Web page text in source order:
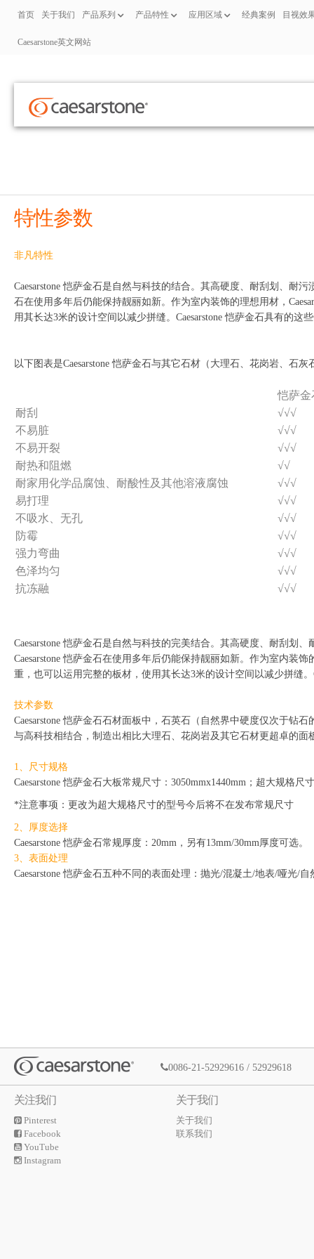
首页 关于我们 产品系列 产品特性 应用区域 经典案例 目视效
Caesarstone英文网站
特性参数
非凡特性
Caesarstone 恺萨金石是自然与科技的结合。其高硬度、耐刮划、耐
石在使用多年后仍能保持靓丽如新。作为室内装饰的理想用材，
用其长达3米的设计空间以减少拼缝。Caesarstone 恺萨金石具有的
以下图表是Caesarstone 恺萨金石与其它石材（大理石、花岗岩、石
恺萨金
耐刮
√√√
不易脏
√√√
不易开裂
√√√
耐热和阻燃
√√
耐家用化学品腐蚀、耐酸性及其他溶液腐蚀
√√√
易打理
√√√
不吸水、无孔
√√√
防霉
√√√
强力弯曲
√√√
色泽均匀
√√√
抗冻融
√√√
Caesarstone 恺萨金石是自然与科技的完美结合。其高硬度、耐刮划
Caesarstone 恺萨金石在使用多年后仍能保持靓丽如新。作为室内装
重，也可以运用完整的板材，使用其长达3米的设计空间以减少拼缝
技术参数
Caesarstone 恺萨金石石材面板中，石英石（自然界中硬度仅次于钻
与高科技相结合，制造出相比大理石、花岗岩及其它石材更超卓的面
1、尺寸规格
Caesarstone 恺萨金石大板常规尺寸：3050mmx1440mm；超大规格尺
*注意事项：更改为超大规格尺寸的型号今后将不在发布常规尺寸
2、厚度选择
Caesarstone 恺萨金石常规厚度：20mm，另有13mm/30mm厚度可选。
3、表面处理
Caesarstone 恺萨金石五种不同的表面处理：抛光/混凝土/地表/哑光/自
0086-21-52929616 / 52929618
关注我们
Pinterest
Facebook
YouTube
Instagram
关于我们
关于我们
联系我们